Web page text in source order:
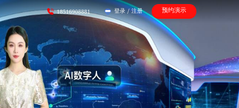
18516908881 登录 / 注册 预约演示